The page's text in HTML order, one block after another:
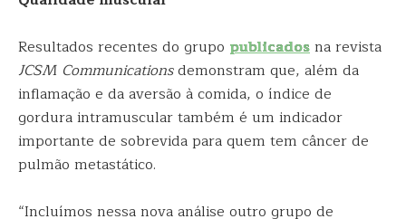
Resultados recentes do grupo publicadosna revista
JCSM Communicationsdemonstram que, além da
inflamação e da aversão à comida, o índice de
gordura intramuscular também é um indicador
importante de sobrevida para quem tem câncer de
pulmão metastático.
“Incluímos nessa nova análise outro grupo de